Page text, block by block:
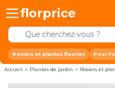
Allez au contenu
florprice
Rosiers et plantes fleuries Pour
Accueil > Plantes de jardin > Rosiers et